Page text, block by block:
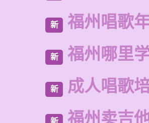
新 福州唱歌
新 福州哪里
新 成人唱歌
新 福州卖吉